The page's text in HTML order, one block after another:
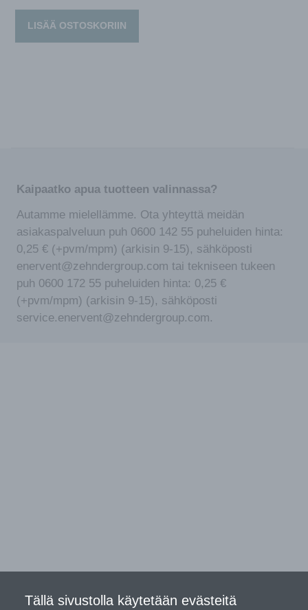
LISÄÄ OSTOSKORIIN
Kaipaatko apua tuotteen valinnassa?
Autamme mielellämme. Ota yhteyttä meidän
asiakaspalveluun puh 0600 142 55 puheluiden hinta:
0,25 € (+pvm/mpm) (arkisin 9-15), sähköposti
enervent@zehndergroup.com tai tekniseen tukeen
puh 0600 172 55 puheluiden hinta: 0,25 €
(+pvm/mpm) (arkisin 9-15), sähköposti
service.enervent@zehndergroup.com.
Tällä sivustolla käytetään evästeitä